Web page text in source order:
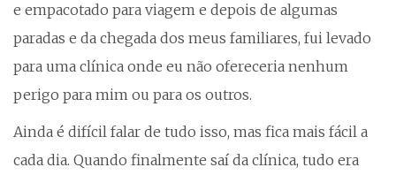
e empacotado para viagem e depois de algumas
paradas e da chegada dos meus familiares, fui levado
para uma clínica onde eu não ofereceria nenhum
perigo para mim ou para os outros.
Ainda é difícil falar de tudo isso, mas fica mais fácil a
cada dia. Quando finalmente saí da clínica, tudo era